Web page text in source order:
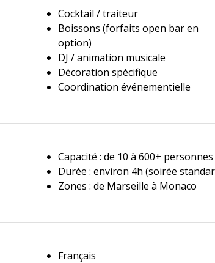
Cocktail / traiteur
Boissons (forfaits open bar en
option)
DJ / animation musicale
Décoration spécifique
Coordination événementielle
Capacité : de 10 à 600+ personnes
Durée : environ 4h (soirée
Zones : de Marseille à Monaco
Français